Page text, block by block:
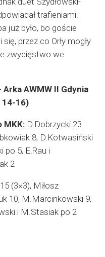
trafieniami.
już było, bo goście
przez co Orły mogły
zwycięstwo we
AWMW II Gdynia
14-16)
MKK: D.Dobrzycki 23
8, D.Kotwasiński
po 5, E.Rau i
2
(3×3), Miłosz
10, M.Marcinkowski 9,
i M.Stasiak po 2